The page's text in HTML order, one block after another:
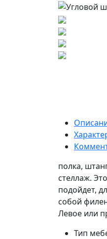
полка,
стеллаж.
подойдет,
собой
Левое или
Тип